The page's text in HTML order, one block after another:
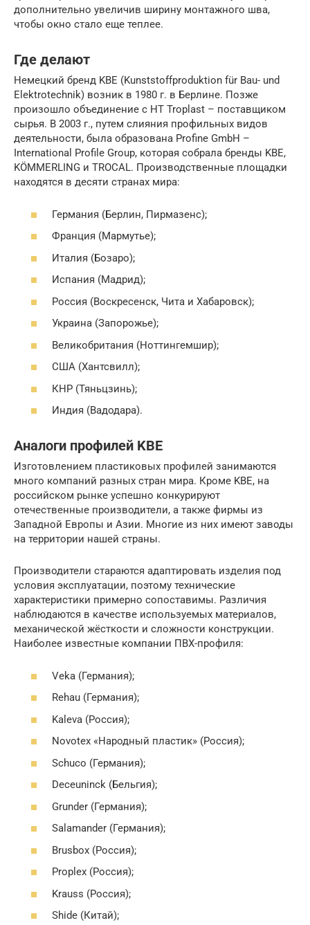
дополнительно увеличив ширину монтажного шва,
чтобы окно стало еще теплее.
Где делают
Немецкий бренд KBE (Kunststoffproduktion für Bau- und
Elektrotechnik) возник в 1980 г. в Берлине. Позже
произошло объединение с HT Troplast – поставщиком
сырья. В 2003 г., путем слияния профильных видов
деятельности, была образована Profine GmbH –
International Profile Group, которая собрала бренды KBE,
KÖMMERLING и TROCAL. Производственные площадки
находятся в десяти странах мира:
Германия (Берлин, Пирмазенс);
Франция (Мармутье);
Италия (Бозаро);
Испания (Мадрид);
Россия (Воскресенск, Чита и Хабаровск);
Украина (Запорожье);
Великобритания (Ноттингемшир);
США (Хантсвилл);
КНР (Тяньцзинь);
Индия (Вадодара).
Аналоги профилей KBE
Изготовлением пластиковых профилей занимаются
много компаний разных стран мира. Кроме KBE, на
российском рынке успешно конкурируют
отечественные производители, а также фирмы из
Западной Европы и Азии. Многие из них имеют заводы
на территории нашей страны.
Производители стараются адаптировать изделия под
условия эксплуатации, поэтому технические
характеристики примерно сопоставимы. Различия
наблюдаются в качестве используемых материалов,
механической жёсткости и сложности конструкции.
Наиболее известные компании ПВХ-профиля:
Veka (Германия);
Rehau (Германия);
Kaleva (Россия);
Novotex «Народный пластик» (Россия);
Schuco (Германия);
Deceuninck (Бельгия);
Grunder (Германия);
Salamander (Германия);
Brusbox (Россия);
Proplex (Россия);
Krauss (Россия);
Shide (Китай);